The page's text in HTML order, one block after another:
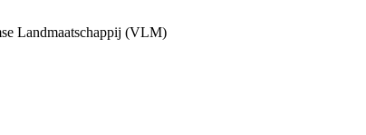
Landmaatschappij (VLM)